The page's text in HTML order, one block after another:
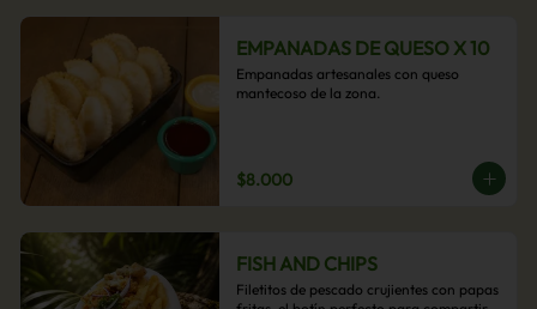
EMPANADAS DE QUESO X 10
Empanadas artesanales con queso
mantecoso de la zona.
$8.000
FISH AND CHIPS
Filetitos de pescado crujientes con papas